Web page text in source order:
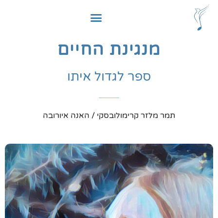
לתוכן
מנגינת החיים
ספר לגדול איתו
תמר מלזר קרימולובסקי / האנה איורובה